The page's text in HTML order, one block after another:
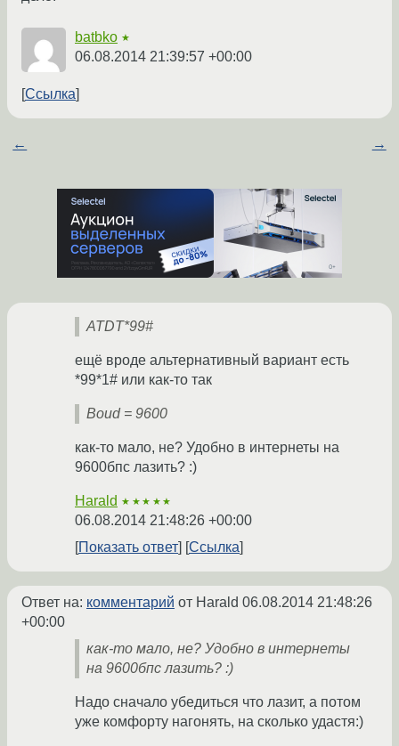
batbko ★
06.08.2014 21:39:57 +00:00
Ссылка
← →
ATDT*99#
ещё вроде альтернативный вариант есть
*99*1# или как-то так
Boud = 9600
как-то мало, не? Удобно в интернеты на
9600бпс лазить? :)
Harald ★★★★★
06.08.2014 21:48:26 +00:00
Показать ответ
Ссылка
Ответ на: комментарий от Harald 06.08.2014 21:48:26
+00:00
как-то мало, не? Удобно в интернеты
на 9600бпс лазить? :)
Надо сначало убедиться что лазит, а потом
уже комфорту нагонять, на сколько удастя:)